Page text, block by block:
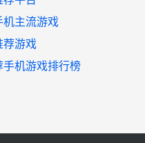
主流游戏
荐游戏
机游戏排行榜